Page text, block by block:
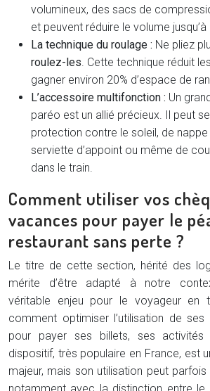
volumineux, des sacs de
et peuvent réduire le volume jusqu’à
La technique du roulage : Ne pliez
roulez-les. Cette technique réduit
gagner environ 20% d’espace de
L’accessoire multifonction : Un
paréo est un allié précieux. Il peut
protection contre le soleil, de nappe
serviette d’appoint ou même de
dans le train.
Comment utiliser vos
vacances pour payer le
restaurant sans perte ?
Le titre de cette section, hérité des
mérite d’être adapté à notre
véritable enjeu pour le voyageur en
comment optimiser l’utilisation de ses
pour payer ses billets, ses
dispositif, très populaire en France, est
majeur, mais son utilisation peut